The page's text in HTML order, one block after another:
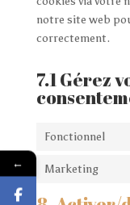
notre site web
correctement.
7.1 Gérez
Fonctionnel
Marketing
←